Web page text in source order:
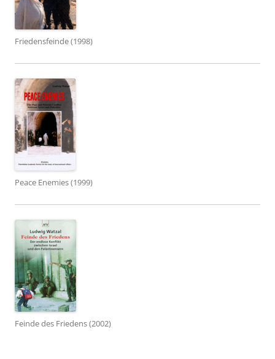
Friedensfeinde (1998)
Peace Enemies (1999)
Feinde des Friedens (2002)